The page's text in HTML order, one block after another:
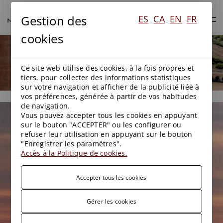
Domaines de travail
Gestion des
cookies
ES CA EN FR
Ce site web utilise des cookies, à la fois propres et
tiers, pour collecter des informations statistiques
sur votre navigation et afficher de la publicité liée à
vos préférences, générée à partir de vos habitudes
de navigation.
Vous pouvez accepter tous les cookies en appuyant
sur le bouton "ACCEPTER" ou les configurer ou
refuser leur utilisation en appuyant sur le bouton
"Enregistrer les paramètres".
Accès à la Politique de cookies.
Accepter tous les cookies
Gérer les cookies